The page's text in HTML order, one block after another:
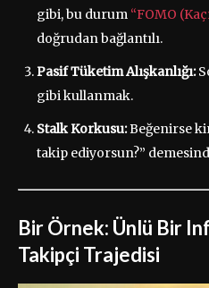
gibi, bu durum “FOMO
doğrudan bağlantılı.
Pasif Tüketim Alışkanlığı:
gibi kullanmak.
Stalk Korkusu:Beğenirse
takip ediyorsun?”
Bir Örnek: Ünlü Bir
Takipçi Trajedisi